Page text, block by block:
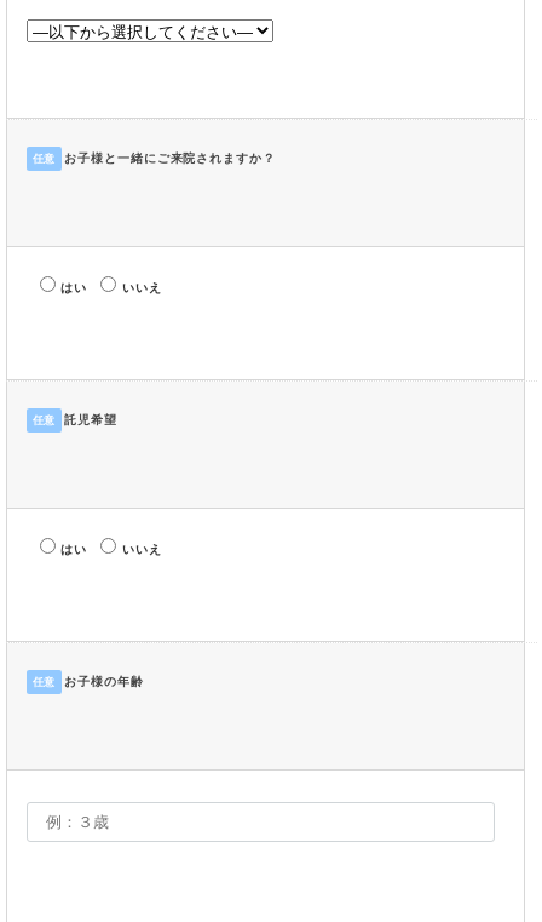
任意 お子様と一緒にご来院されますか？
はい いいえ
任意 託児希望
はい いいえ
任意 お子様の年齢